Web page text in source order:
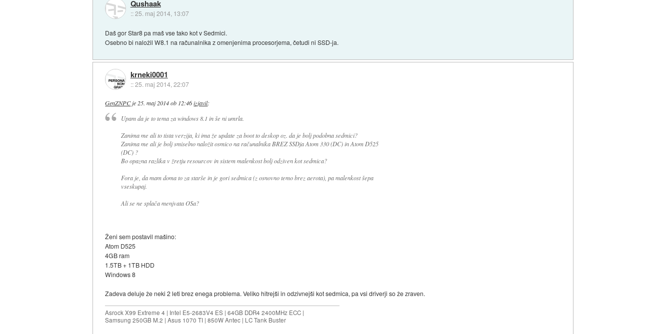
Qushaak
::25. maj 2014, 13:07
Daš gor Star8 pa maš vse tako kot v Sedmici.
Osebno bi naložil W8.1 na računalnika z omenjenima procesorjema, četudi ni SSD-ja.
krneki0001
::25. maj 2014, 22:07
GenZNPCje25. maj 2014 ob 12:46 izjavil:
Upam da je to tema za windows 8.1 in še ni umrla.
Zanima me ali to tista verzija, ki ima že update za boot to deskop oz. da je bolj podobna sedmici?
Zanima me ali je bolj smiselno naložit osmico na računalnika BREZ SSDja Atom 330 (DC) in Atom D525
(DC) ?
Bo opazna razlika v žretju resourcov in sistem malenkost bolj odziven kot sedmica?
Fora je, da mam doma to za starše in je gori sedmica (z osnovno temo brez aerota), pa malenkost šepa
vseskupaj.
Ali se ne splača menjvata OSa?
Ženi sem postavil mašino:
Atom D525
4GB ram
1.5TB + 1TB HDD
Windows 8
Zadeva deluje že neki 2 leti brez enega problema. Veliko hitrejši in odzivnejši kot sedmica, pa vsi driverji so že zraven.
Asrock X99 Extreme 4 | Intel E5-2683V4 ES | 64GB DDR4 2400MHz ECC |
Samsung 250GB M.2 | Asus 1070 TI | 850W Antec | LC Tank Buster